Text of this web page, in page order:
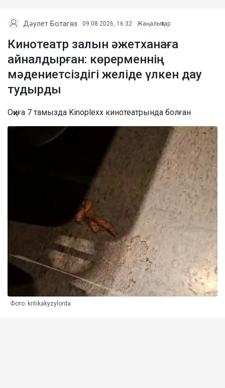
Дәулет Ботагөз 09.08.2026, 16:32 Жаңалықтар
Кинотеатр залын әжетханаға
айналдырған: көрерменнің
мәдениетсіздігі желіде үлкен дау
тудырды
Оқиға 7 тамызда Kinoplexx кинотеатрында болған
Фото: kritikakyzylorda